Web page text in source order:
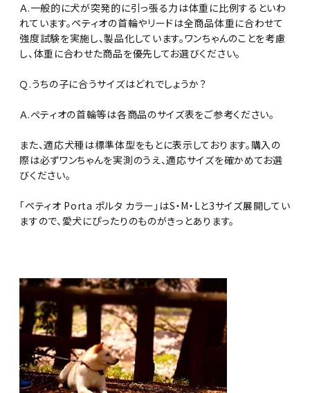
Ａ.一般的に犬が突発的に引っ張る力は体重に比例するといわ
れています。ペティオの首輪やリードは全商品体重に合わせて
強度試験を実施し、製品化しています。ワンちゃんのことを考慮
し、体重に合わせた商品を優先してお選びください。
Ｑ.うちの子に合うサイズはどれでしょうか？
Ａ.ぺティオの首輪等は各商品のサイズ表をご参考ください。
また、適応犬種は標準体型をもとに表示しております。購入の
際は必ずワンちゃんを実測のうえ、適応サイズを確かめてお選
びください。
「ペティオ Porta ポルタ カラー」はS・M・Lと3サイズ展開してい
ますので、愛犬にぴったりのものがきっとあります。